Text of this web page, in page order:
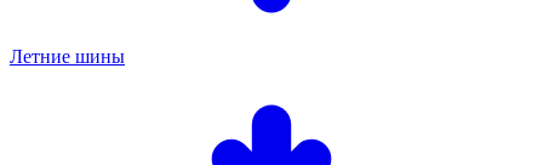
Летние шины